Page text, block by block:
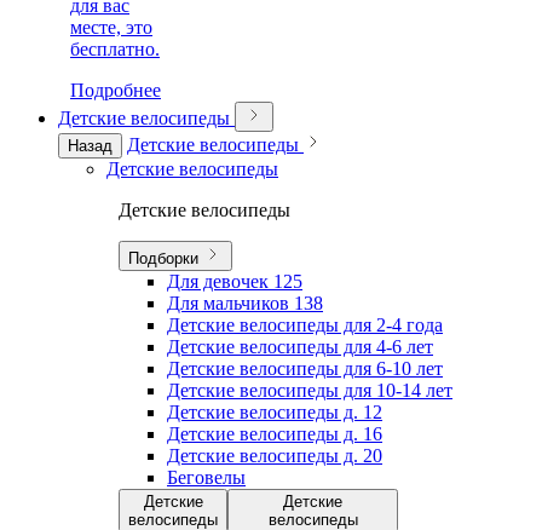
для вас
месте, это
бесплатно.
Подробнее
Детские велосипеды
Назад
Детские велосипеды
Детские велосипеды
Детские велосипеды
Подборки
Для девочек 125
Для мальчиков 138
Детские велосипеды для 2-4 года
Детские велосипеды для 4-6 лет
Детские велосипеды для 6-10 лет
Детские велосипеды для 10-14 лет
Детские велосипеды д. 12
Детские велосипеды д. 16
Детские велосипеды д. 20
Беговелы
Детские
велосипеды
Детские
велосипеды